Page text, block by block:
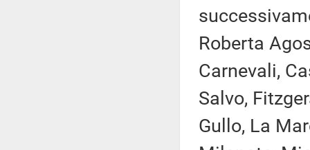
Roberta
Carnevali,
Salvo,
Gullo, La